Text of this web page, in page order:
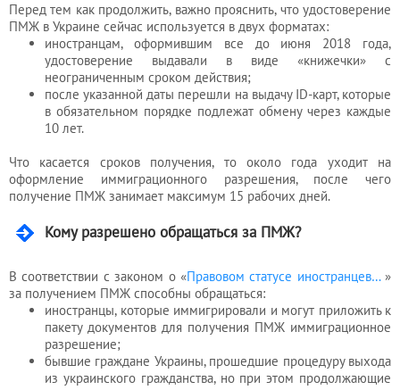
Перед тем как продолжить, важно прояснить, что удостоверение
ПМЖ в Украине сейчас используется в двух форматах:
иностранцам, оформившим все до июня 2018 года,
удостоверение выдавали в виде «книжечки» с
неограниченным сроком действия;
после указанной даты перешли на выдачу ID-карт, которые
в обязательном порядке подлежат обмену через каждые
10 лет.
Что касается сроков получения, то около года уходит на
оформление иммиграционного разрешения, после чего
получение ПМЖ занимает максимум 15 рабочих дней.
Кому разрешено обращаться за ПМЖ?
В соответствии с законом о «Правовом статусе иностранцев… »
за получением ПМЖ способны обращаться:
иностранцы, которые иммигрировали и могут приложить к
пакету документов для получения ПМЖ иммиграционное
разрешение;
бывшие граждане Украины, прошедшие процедуру выхода
из украинского гражданства, но при этом продолжающие